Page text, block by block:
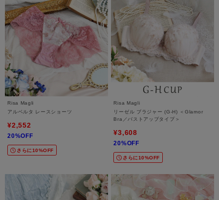
Risa Magli
アルベルタ レースショーツ
¥2,552
20%OFF
さらに10%OFF
Risa Magli
リーゼル ブラジャー (G-H) ＜Glamor
Bra／バストアップタイプ＞
¥3,608
20%OFF
さらに10%OFF